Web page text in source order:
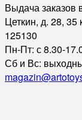
Выдача заказов
Цеткин, д. 28, 35
125130
Пн-Пт: с 8.30-
Сб и Вс: